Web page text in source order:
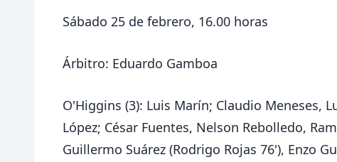
Sábado 25 de febrero, 16.00 horas
Árbitro: Eduardo Gamboa
O'Higgins (3): Luis Marín; Claudio Meneses,
López; César Fuentes, Nelson Rebolledo,
Guillermo Suárez (Rodrigo Rojas 76'), Enzo